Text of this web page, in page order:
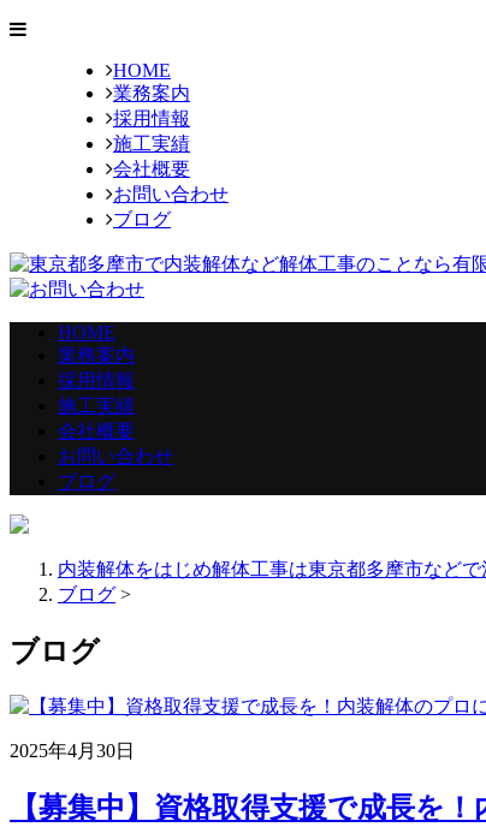
HOME
業務案内
採用情報
施工実績
会社概要
お問い合わせ
ブログ
HOME
業務案内
採用情報
施工実績
会社概要
お問い合わせ
ブログ
内装解体をはじめ解体工事は東京都多摩市など
ブログ >
ブログ
2025年4月30日
【募集中】資格取得支援で成長を！